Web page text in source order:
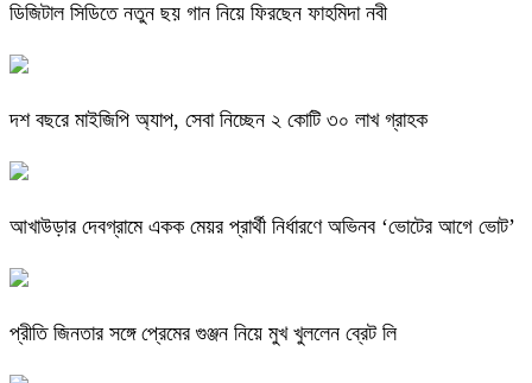
ডিজিটাল সিডিতে নতুন ছয় গান নিয়ে ফিরছেন ফাহমিদা নবী
দশ বছরে মাইজিপি অ্যাপ, সেবা নিচ্ছেন ২ কোটি ৩০ লাখ গ্রাহক
আখাউড়ার দেবগ্রামে একক মেয়র প্রার্থী নির্ধারণে অভিনব ‘ভোটের আগে ভোট’
প্রীতি জিনতার সঙ্গে প্রেমের গুঞ্জন নিয়ে মুখ খুললেন ব্রেট লি